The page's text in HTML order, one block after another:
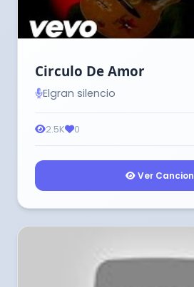
Circulo De Amor
Elgran silencio
2.5K 0
Ver Cancion